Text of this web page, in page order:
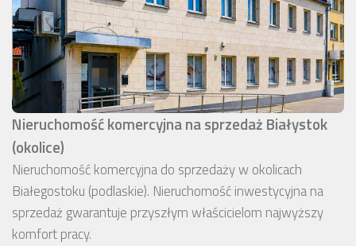
Nieruchomość komercyjna na sprzedaż Białystok
(okolice)
Nieruchomość komercyjna do sprzedaży w okolicach
Białegostoku (podlaskie). Nieruchomość inwestycyjna na
sprzedaż gwarantuje przyszłym właścicielom najwyższy
komfort pracy.